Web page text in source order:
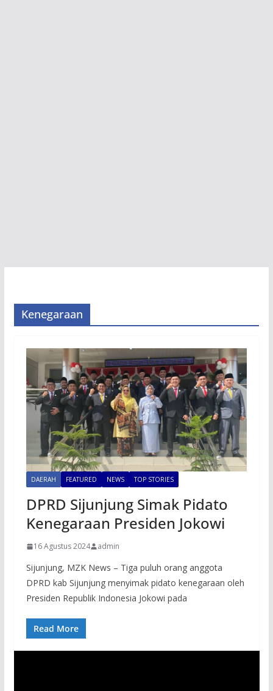
Kenegaraan
DAERAH FEATURED NEWS TOP STORIES
DPRD Sijunjung Simak Pidato
Kenegaraan Presiden Jokowi
16 Agustus 2024 admin
Sijunjung, MZK News – Tiga puluh orang anggota
DPRD kab Sijunjung menyimak pidato kenegaraan oleh
Presiden Republik Indonesia Jokowi pada
Read More